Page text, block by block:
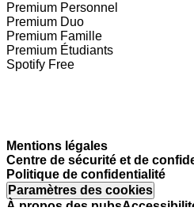
Premium Personnel
Premium Duo
Premium Famille
Premium Étudiants
Spotify Free
Mentions légales
Centre de sécurité et de
Politique de confidentialité
Paramètres des cookies
À propos des pubs